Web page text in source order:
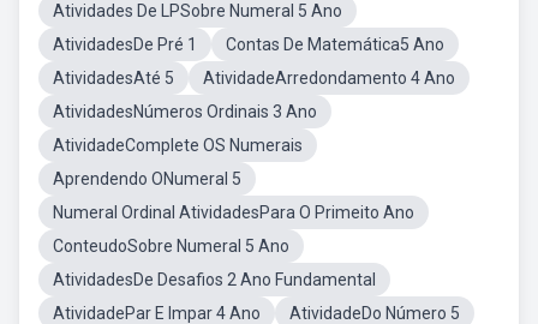
Atividades De LPSobre Numeral 5 Ano
AtividadesDe Pré 1
Contas De Matemática5 Ano
AtividadesAté 5
AtividadeArredondamento 4 Ano
AtividadesNúmeros Ordinais 3 Ano
AtividadeComplete OS Numerais
Aprendendo ONumeral 5
Numeral Ordinal AtividadesPara O Primeito Ano
ConteudoSobre Numeral 5 Ano
AtividadesDe Desafios 2 Ano Fundamental
AtividadePar E Impar 4 Ano
AtividadeDo Número 5